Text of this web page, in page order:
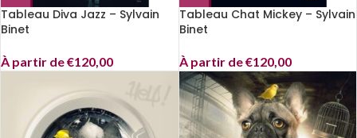
Tableau Diva Jazz – Sylvain
Binet
À partir de€120,00
Tableau Chat Mickey – Sylvain
Binet
À partir de€120,00